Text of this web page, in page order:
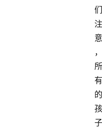
们
注
意
，
所
有
的
孩
子